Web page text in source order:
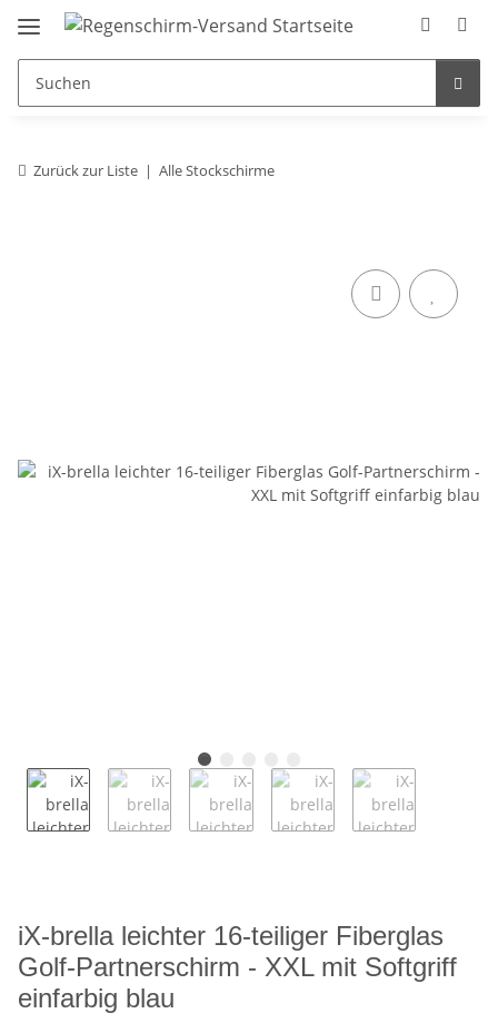
Zurück zur Liste Alle Stockschirme
iX-brella leichter 16-teiliger Fiberglas
Golf-Partnerschirm - XXL mit Softgriff
einfarbig blau